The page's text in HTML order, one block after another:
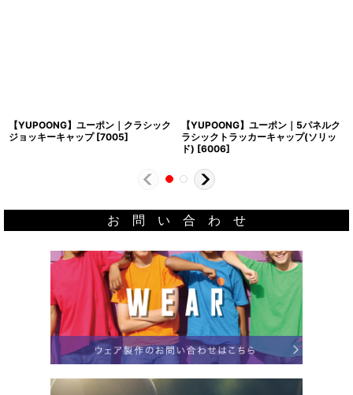
【YUPOONG】ユーポン｜クラシック
ジョッキーキャップ [7005]
【YUPOONG】ユーポン｜5パネルク
ラシックトラッカーキャップ(ソリッ
ド) [6006]
お 問 い 合 わ せ